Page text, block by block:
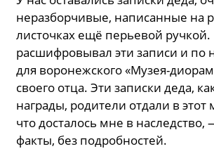
неразборчивые, написанные на
листочках ещё перьевой
расшифровывал эти записи и по
для воронежского «Музея-
своего отца. Эти записки деда,
награды, родители отдали в этот
что досталось мне в наследство,
факты, без подробностей.